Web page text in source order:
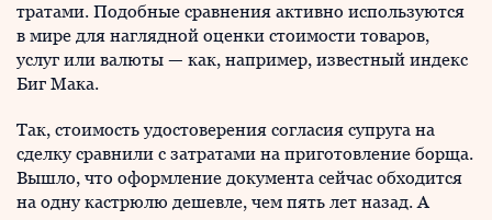
тратами. Подобные сравнения активно используются
в мире для наглядной оценки стоимости товаров,
услуг или валюты — как, например, известный индекс
Биг Мака.
Так, стоимость удостоверения согласия супруга на
сделку сравнили с затратами на приготовление борща.
Вышло, что оформление документа сейчас обходится
на одну кастрюлю дешевле, чем пять лет назад. А